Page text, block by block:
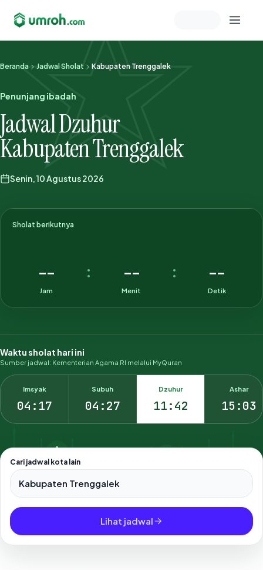
Memeriksa sesi akun
Beranda Jadwal Sholat Kabupaten Trenggalek
Penunjang ibadah
Jadwal Dzuhur
Kabupaten Trenggalek
Senin, 10 Agustus 2026
Sholat berikutnya
--
Jam
: --
Menit
: --
Detik
Waktu sholat hari ini
Sumber jadwal: Kementerian Agama RI melalui MyQuran
Imsyak
04:17
Subuh
04:27
Dzuhur
11:42
Ashar
15:03
Cari jadwal kota lain
Pilih salah satu dari 500+ kota dan kabupaten di Indonesia.
Lihat jadwal